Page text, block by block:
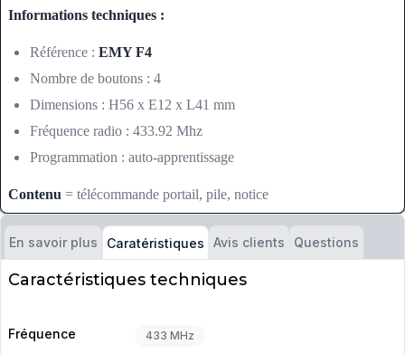
Informations techniques :
Référence : EMY F4
Nombre de boutons : 4
Dimensions : H56 x E12 x L41 mm
Fréquence radio : 433.92 Mhz
Programmation : auto-apprentissage
Contenu = télécommande portail, pile, notice
En savoir plus Caratéristiques Avis clients Questions
Caractéristiques techniques
Fréquence 433 MHz